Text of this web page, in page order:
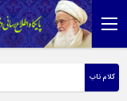
کلام ناب